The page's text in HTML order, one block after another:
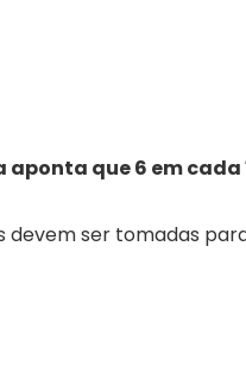
aponta que 6 em
devem ser tomadas